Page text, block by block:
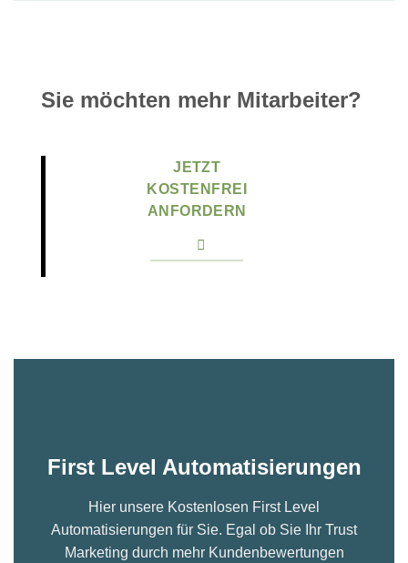
Sie möchten mehr Mitarbeiter?
JETZT
KOSTENFREI
ANFORDERN
First Level Automatisierungen
Hier unsere Kostenlosen First Level
Automatisierungen für Sie. Egal ob Sie Ihr Trust
Marketing durch mehr Kundenbewertungen